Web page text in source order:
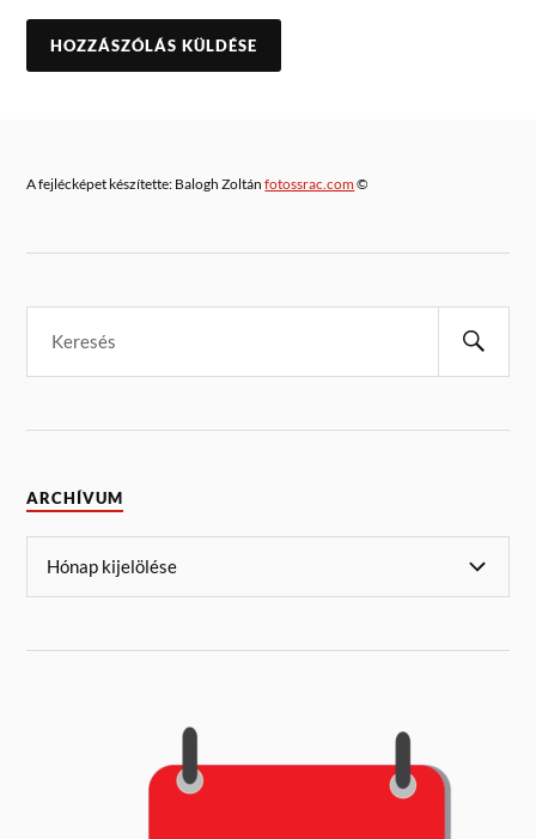
A fejlécképet készítette: Balogh Zoltánfotossrac.com©
ARCHÍVUM